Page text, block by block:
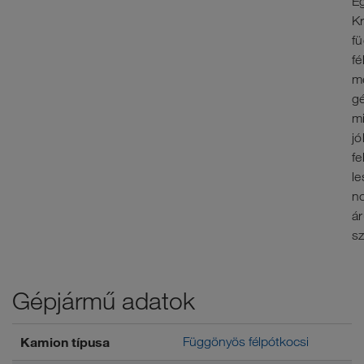
jól
Gépjármű adatok
Kamion típusa Függönyös félpótkocsi